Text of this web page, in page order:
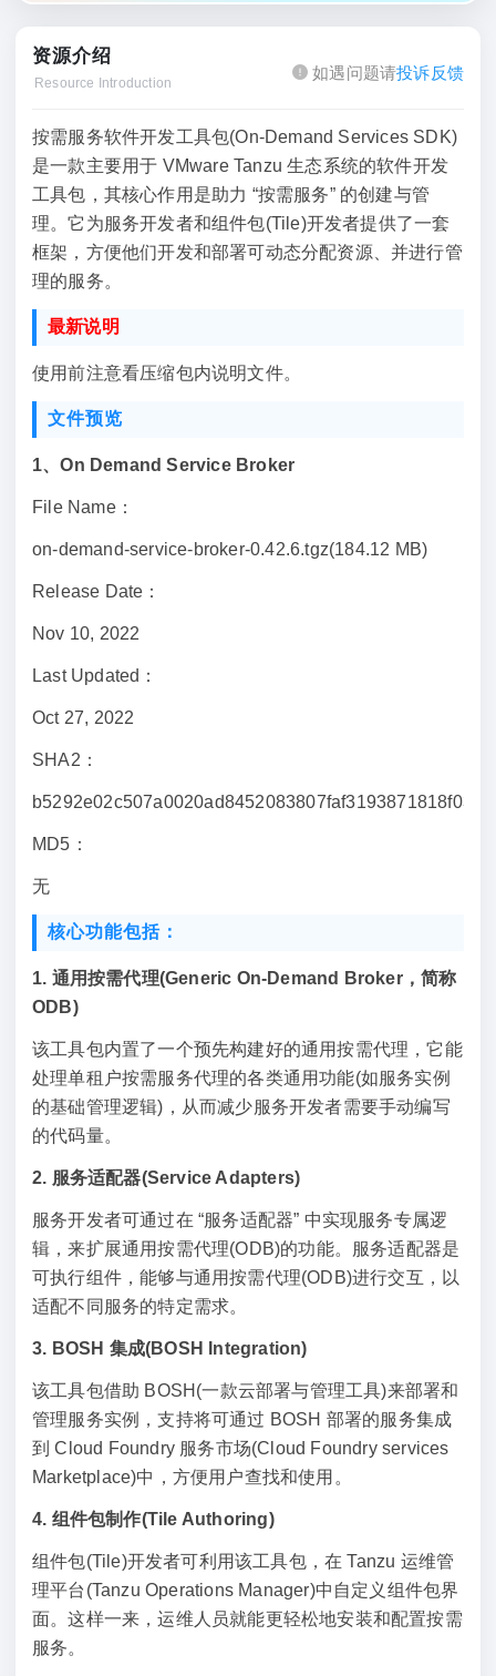
资源介绍
Resource Introduction
如遇问题请投诉反馈
按需服务软件开发工具包(On-Demand Services SDK)
是一款主要用于 VMware Tanzu 生态系统的软件开发
工具包，其核心作用是助力 “按需服务” 的创建与管
理。它为服务开发者和组件包(Tile)开发者提供了一套
框架，方便他们开发和部署可动态分配资源、并进行管
理的服务。
最新说明
使用前注意看压缩包内说明文件。
文件预览
1、On Demand Service Broker
File Name：
on-demand-service-broker-0.42.6.tgz(184.12 MB)
Release Date：
Nov 10, 2022
Last Updated：
Oct 27, 2022
SHA2：
MD5：
无
核心功能包括：
1. 通用按需代理(Generic On-Demand Broker，简称
ODB)
该工具包内置了一个预先构建好的通用按需代理，它能
处理单租户按需服务代理的各类通用功能(如服务实例
的基础管理逻辑)，从而减少服务开发者需要手动编写
的代码量。
2. 服务适配器(Service Adapters)
服务开发者可通过在 “服务适配器” 中实现服务专属逻
辑，来扩展通用按需代理(ODB)的功能。服务适配器是
可执行组件，能够与通用按需代理(ODB)进行交互，以
适配不同服务的特定需求。
3. BOSH 集成(BOSH Integration)
该工具包借助 BOSH(一款云部署与管理工具)来部署和
管理服务实例，支持将可通过 BOSH 部署的服务集成
到 Cloud Foundry 服务市场(Cloud Foundry services
Marketplace)中，方便用户查找和使用。
4. 组件包制作(Tile Authoring)
组件包(Tile)开发者可利用该工具包，在 Tanzu 运维管
理平台(Tanzu Operations Manager)中自定义组件包界
面。这样一来，运维人员就能更轻松地安装和配置按需
服务。